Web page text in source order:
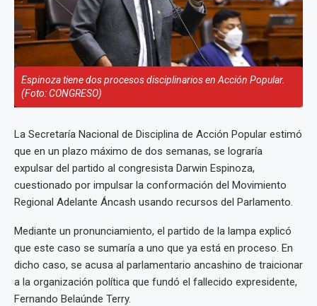
Espinoza tiene dos procesos disciplinarios en Acción Popular.
(Foto: CONGRESO)
La Secretaría Nacional de Disciplina de Acción Popular estimó
que en un plazo máximo de dos semanas, se lograría
expulsar del partido al congresista Darwin Espinoza,
cuestionado por impulsar la conformación del Movimiento
Regional Adelante Áncash usando recursos del Parlamento.
Mediante un pronunciamiento, el partido de la lampa explicó
que este caso se sumaría a uno que ya está en proceso. En
dicho caso, se acusa al parlamentario ancashino de traicionar
a la organización política que fundó el fallecido expresidente,
Fernando Belaúnde Terry.